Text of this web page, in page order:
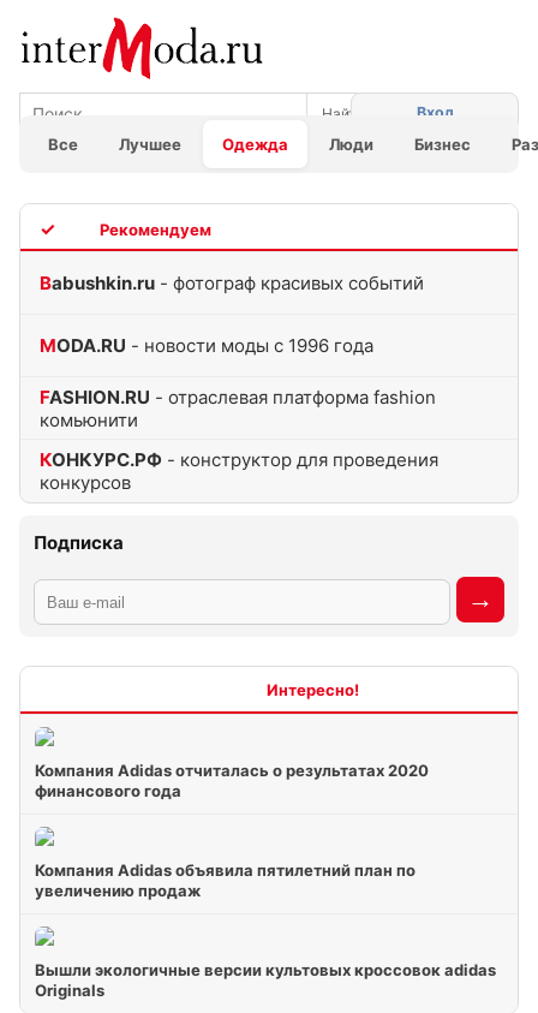
Все Лучшее Одежда Люди Бизнес
Вход
Babushkin.ru - фотограф красивых событий
MODA.RU - новости моды с 1996 года
FASHION.RU - отраслевая платформа fashion
комьюнити
КОНКУРС.РФ - конструктор для проведения
конкурсов
Подписка
Компания Adidas отчиталась о результатах 2020
финансового года
Компания Adidas объявила пятилетний план по
увеличению продаж
Вышли экологичные версии культовых кроссовок adidas
Originals